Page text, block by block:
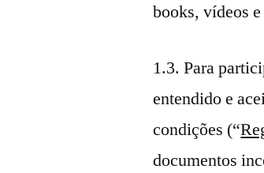
books, vídeos
1.3. Para
entendido e
condições (“
documentos